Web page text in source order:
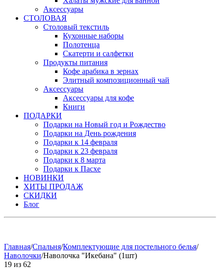
Аксессуары
СТОЛОВАЯ
Столовый текстиль
Кухонные наборы
Полотенца
Скатерти и салфетки
Продукты питания
Кофе арабика в зернах
Элитный композиционный чай
Аксессуары
Аксессуары для кофе
Книги
ПОДАРКИ
Подарки на Новый год и Рождество
Подарки на День рождения
Подарки к 14 февраля
Подарки к 23 февраля
Подарки к 8 марта
Подарки к Пасхе
НОВИНКИ
ХИТЫ ПРОДАЖ
СКИДКИ
Блог
Главная/Спальня/Комплектующие для постельного белья/
Наволочки/Наволочка "Икебана" (1шт)
19 из 62